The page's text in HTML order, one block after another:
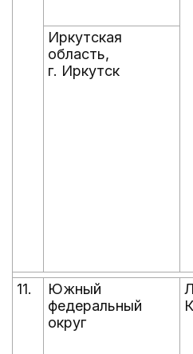
Иркутская
область,
г. Иркутск
11.
Южный
федеральный
округ
Л